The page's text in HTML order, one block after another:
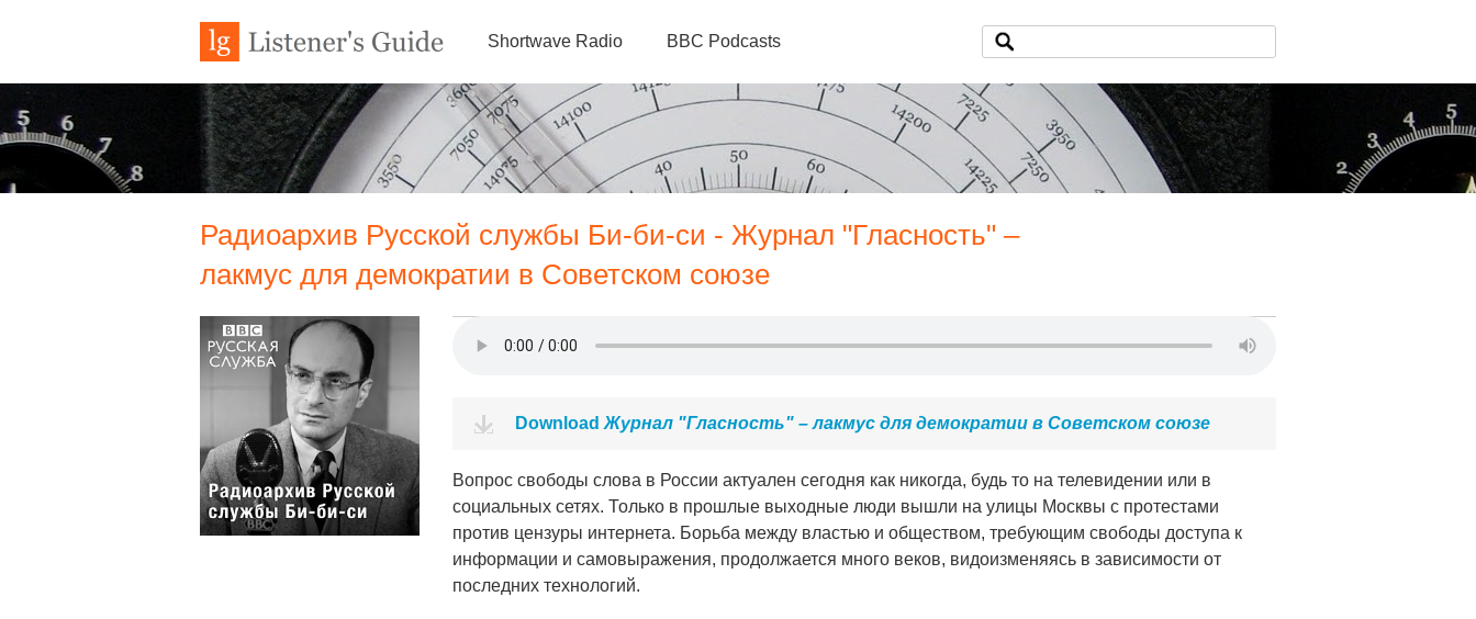
Shortwave Radio BBC Podcasts
Радиоархив Русской службы Би-би-си - Журнал "Гласность" –
лакмус для демократии в Советском союзе
Download Журнал "Гласность" – лакмус для демократии в Советском союзе
Вопрос свободы слова в России актуален сегодня как никогда, будь то на телевидении или в
социальных сетях. Только в прошлые выходные люди вышли на улицы Москвы с протестами
против цензуры интернета. Борьба между властью и обществом, требующим свободы доступа к
информации и самовыражения, продолжается много веков, видоизменяясь в зависимости от
последних технологий.